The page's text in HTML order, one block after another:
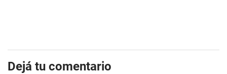
Dejá tu comentario